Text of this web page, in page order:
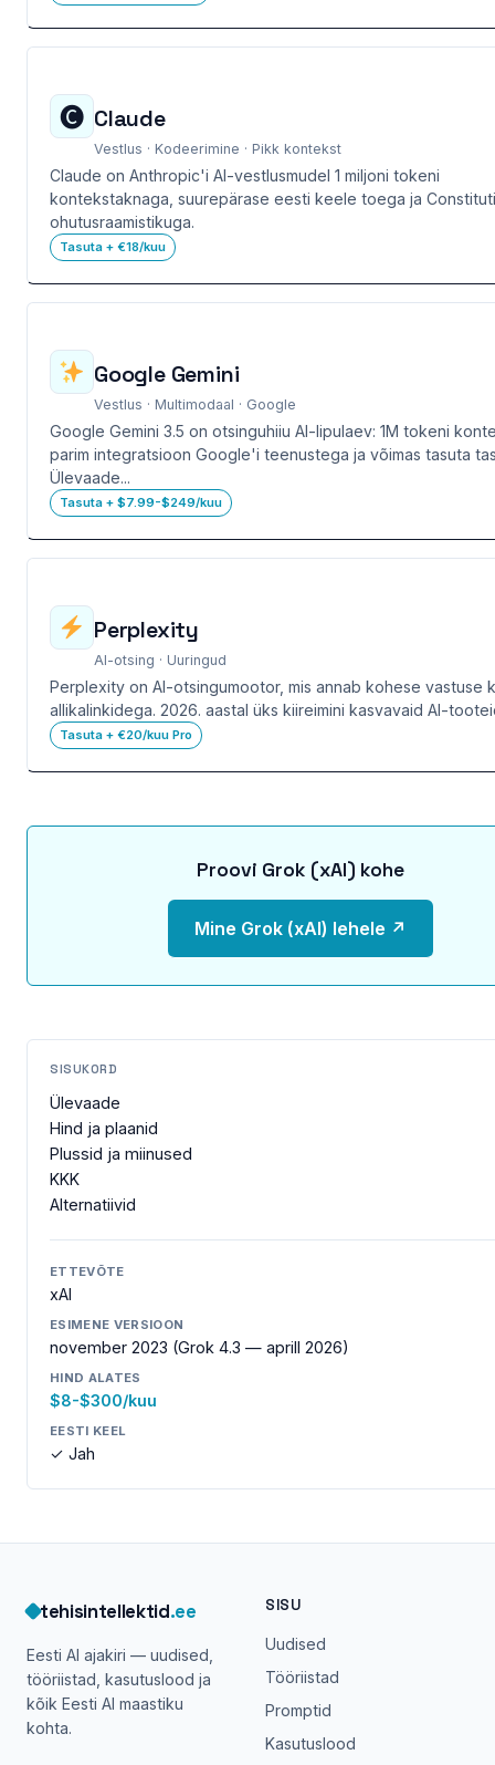
🅒 Claude
Vestlus · Kodeerimine · Pikk kontekst
Claude on Anthropic'i AI-vestlusmudel 1 miljoni tokeni
kontekstaknaga, suurepärase eesti keele toega ja
ohutusraamistikuga.
Tasuta + €18/kuu
Google Gemini
Vestlus · Multimodaal · Google
Google Gemini 3.5 on otsinguhiiu AI-lipulaev: 1M tokeni
parim integratsioon Google'i teenustega ja võimas tasuta
Ülevaade...
Tasuta + $7.99-$249/kuu
Perplexity
AI-otsing · Uuringud
Perplexity on AI-otsingumootor, mis annab kohese vastuse
allikalinkidega. 2026. aastal üks kiireimini kasvavaid AI-
Tasuta + €20/kuu Pro
Proovi Grok (xAI) kohe
Mine Grok (xAI) lehele ↗
SISUKORD
Ülevaade
Hind ja plaanid
Plussid ja miinused
KKK
Alternatiivid
ETTEVÕTE
xAI
ESIMENE VERSIOON
november 2023 (Grok 4.3 — aprill 2026)
HIND ALATES
$8-$300/kuu
EESTI KEEL
✓ Jah
tehisintellektid.ee
Eesti AI ajakiri — uudised,
tööriistad, kasutuslood ja
kõik Eesti AI maastiku
kohta.
SISU
Uudised
Tööriistad
Promptid
Kasutuslood